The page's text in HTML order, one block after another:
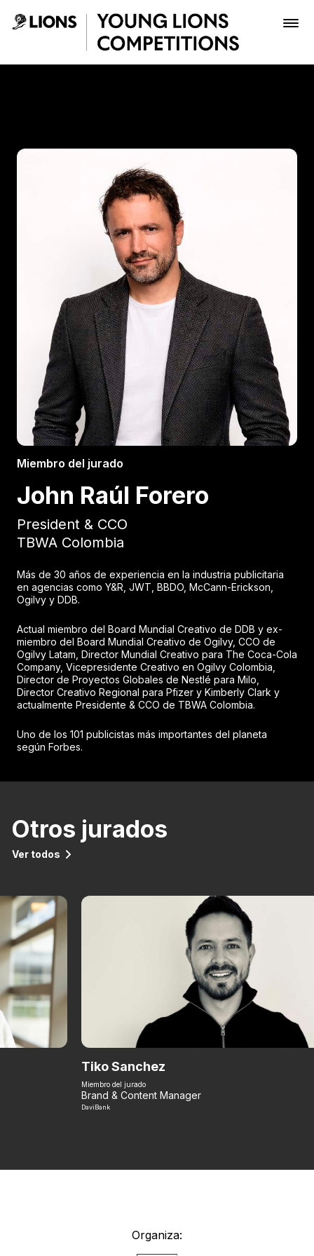
Saltar al contenido principal
Inscribir
Boletería
Miembro del jurado
John Raúl Forero
President & CCO
TBWA Colombia
Más de 30 años de experiencia en la industria publicitaria
en agencias como Y&R, JWT, BBDO, McCann-Erickson,
Ogilvy y DDB.
Actual miembro del Board Mundial Creativo de DDB y ex-
miembro del Board Mundial Creativo de Ogilvy, CCO de
Ogilvy Latam, Director Mundial Creativo para The Coca-Cola
Company, Vicepresidente Creativo en Ogilvy Colombia,
Director de Proyectos Globales de Nestlé para Milo,
Director Creativo Regional para Pfizer y Kimberly Clark y
actualmente Presidente & CCO de TBWA Colombia.
Uno de los 101 publicistas más importantes del planeta
según Forbes.
Otros jurados
Ver todos
Tiko Sanchez
Miembro del jurado
Brand & Content Manager
DaviBank
Organiza: